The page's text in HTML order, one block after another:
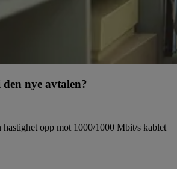
nye avtalen?
opp mot 1000/1000 Mbit/s kablet